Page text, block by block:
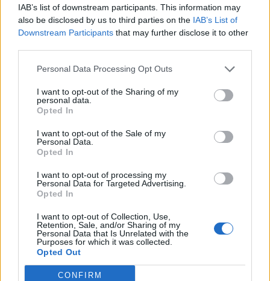
IAB’s list of downstream participants. This information may
also be disclosed by us to third parties on the IAB’s List of
Downstream Participants that may further disclose it to other
Personal Data Processing Opt Outs
I want to opt-out of the Sharing of my
personal data.
Opted In
I want to opt-out of the Sale of my
Personal Data.
Opted In
I want to opt-out of processing my
Personal Data for Targeted Advertising.
Opted In
I want to opt-out of Collection, Use,
Retention, Sale, and/or Sharing of my
Personal Data that Is Unrelated with the
Purposes for which it was collected.
Opted Out
CONFIRM